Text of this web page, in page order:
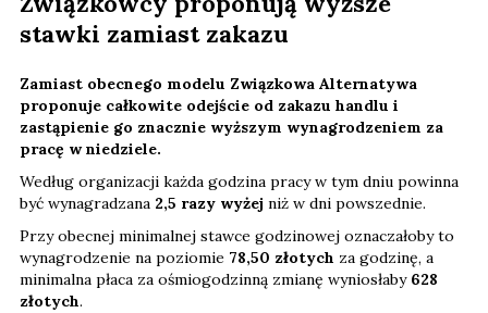
stawki zamiast zakazu
Zamiast obecnego modelu Związkowa Alternatywa
proponuje całkowite odejście od zakazu handlu i
zastąpienie go znacznie wyższym wynagrodzeniem za
pracę w niedziele.
Według organizacji każda godzina pracy w tym dniu powinna
być wynagradzana 2,5 razy wyżej niż w dni powszednie.
Przy obecnej minimalnej stawce godzinowej oznaczałoby to
wynagrodzenie na poziomie 78,50 złotych za godzinę, a
minimalna płaca za ośmiogodzinną zmianę wyniosłaby 628
złotych.